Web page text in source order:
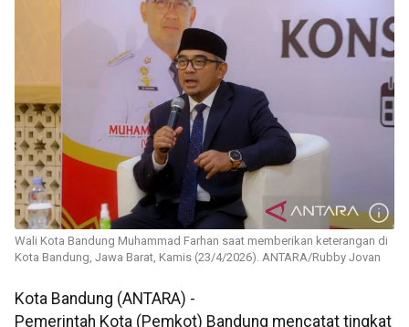
Wali Kota Bandung Muhammad Farhan saat memberikan keterangan di
Kota Bandung, Jawa Barat, Kamis (23/4/2026). ANTARA/Rubby Jovan
Kota Bandung (ANTARA) -
Pemerintah Kota (Pemkot) Bandung mencatat tingkat